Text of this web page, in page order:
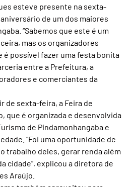
esteve presente na sexta-
de um dos maiores
“Sabemos que este é um
mas os organizadores
é possível fazer uma festa bonita
entre a Prefeitura, a
e comerciantes da
de sexta-feira, a Feira de
que é organizada e desenvolvida
de Pindamonhangaba e
“Foi uma oportunidade de
trabalho deles, gerar renda além
cidade”, explicou a diretora de
Araújo.